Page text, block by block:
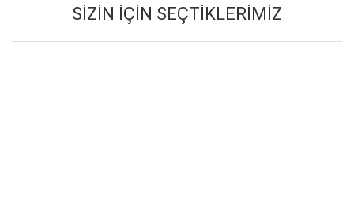
SIZIN İÇIN SEÇTIKLERIMIZ